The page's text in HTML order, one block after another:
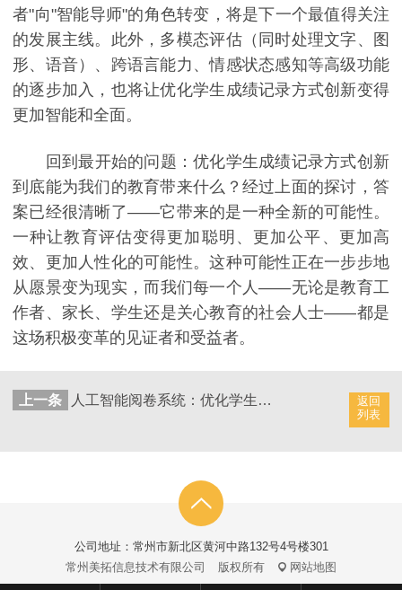
者"向"智能导师"的角色转变，将是下一个最值得关注
的发展主线。此外，多模态评估（同时处理文字、图
形、语音）、跨语言能力、情感状态感知等高级功能
的逐步加入，也将让优化学生成绩记录方式创新变得
更加智能和全面。
回到最开始的问题：优化学生成绩记录方式创新
到底能为我们的教育带来什么？经过上面的探讨，答
案已经很清晰了——它带来的是一种全新的可能性。
一种让教育评估变得更加聪明、更加公平、更加高
效、更加人性化的可能性。这种可能性正在一步步地
从愿景变为现实，而我们每一个人——无论是教育工
作者、家长、学生还是关心教育的社会人士——都是
这场积极变革的见证者和受益者。
返回
列表
上一条 人工智能阅卷系统：优化学生成绩记录方式
公司地址：常州市新北区黄河中路132号4号楼301
常州美拓信息技术有限公司
版权所有 网站地图